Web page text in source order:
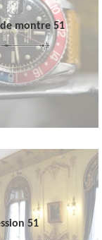
montre 51
51